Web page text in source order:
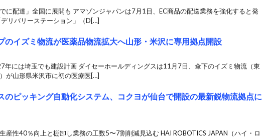
に配達」全国に展開も アマゾンジャパンは7月1日、EC商品の配送業務を強化すると発
リバリーステーション」（D[…]
のイズミ物流が医薬品物流拡大へ山形・米沢に専用拠点開設
年には埼玉でも建設計画 ダイセーホールディングスは11月7日、傘下のイズミ物流（東
が山形県米沢市に初の医療医[…]
のピッキング自動化システム、コクヨが仙台で開設の最新鋭物流拠点に
産性40％向上と棚卸し業務の工数5〜7割削減見込む HAI ROBOTICS JAPAN（ハイ・ロ